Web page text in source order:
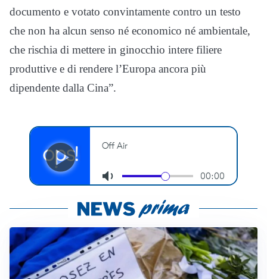
documento e votato convintamente contro un testo
che non ha alcun senso né economico né ambientale,
che rischia di mettere in ginocchio intere filiere
produttive e di rendere l’Europa ancora più
dipendente dalla Cina”.